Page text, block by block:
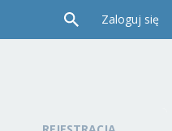
Zaloguj się